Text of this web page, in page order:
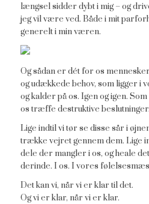
længsel sidder dybt i mig – og
jeg vil være ved. Både i mit
generelt i min væren.
Og sådan er dét for os
og udækkede behov, som ligger i
og kalder på os. Igen og igen.
os træffe destruktive beslutninger.
Lige indtil vi tør se disse sår i
trække vejret gennem dem. Lige
dele der mangler i os, og heale
derinde. I os. I vores
Det kan vi, når vi er klar til det.
Og vi er klar, når vi er klar.